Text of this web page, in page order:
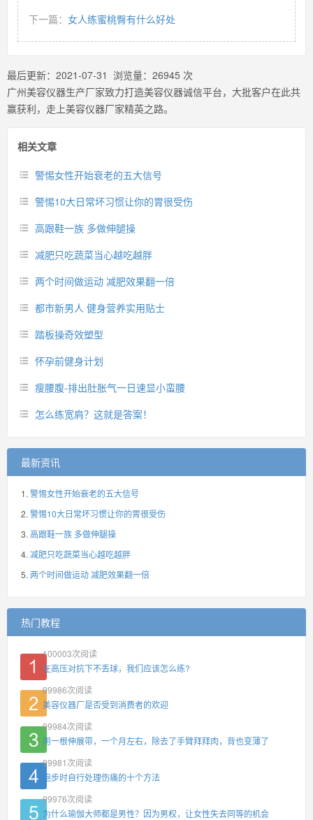
下一篇： 女人练蜜桃臀有什么好处
最后更新： 2021-07-31 浏览量： 26945 次
广州美容仪器生产厂家致力打造美容仪器诚信平台，大批客户在此共
赢获利，走上美容仪器厂家精英之路。
相关文章
警惕女性开始衰老的五大信号
警惕10大日常坏习惯让你的胃很受伤
高跟鞋一族 多做伸腿操
减肥只吃蔬菜当心越吃越胖
两个时间做运动 减肥效果翻一倍
都市新男人 健身营养实用贴士
踏板操奇效塑型
怀孕前健身计划
瘦腰腹-排出肚胀气一日速显小蛮腰
怎么练宽肩？这就是答案！
最新资讯
警惕女性开始衰老的五大信号
警惕10大日常坏习惯让你的胃很受伤
高跟鞋一族 多做伸腿操
减肥只吃蔬菜当心越吃越胖
两个时间做运动 减肥效果翻一倍
热门教程
100003次阅读
在高压对抗下不丢球，我们应该怎么练?
99986次阅读
美容仪器厂是否受到消费者的欢迎
99984次阅读
用一根伸展带，一个月左右，除去了手臂拜拜肉，背也变薄了
99981 次阅读
跑步时自行处理伤痛的十个方法
99976次阅读
为什么瑜伽大师都是男性？因为男权，让女性失去同等的机会